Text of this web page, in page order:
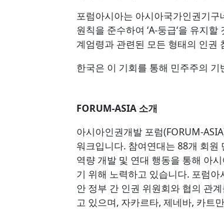
포럼아시아는 아시아국가인권기
원칙을 준수하여 ‘A-둥급‘을 유지
계엄령과 관련된 모든 형태의 인권
한국은 이 기회를 통해 민주주의
FORUM-ASIA 소개
아시아인권개발 포럼(FORUM-
워크입니다. 참여연대는 88개 회원
역량 개발 및 연대 행동을 통해 아
기 위해 노력하고 있습니다. 포럼
안 정부 간 인권 위원회와 협의 관
고 있으며, 자카르타, 제네바, 카트